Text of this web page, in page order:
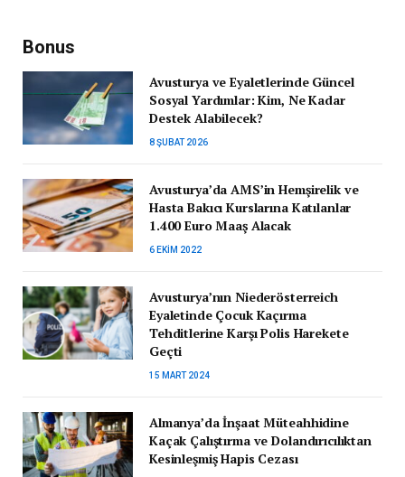
Bonus
Avusturya ve Eyaletlerinde Güncel
Sosyal Yardımlar: Kim, Ne Kadar
Destek Alabilecek?
8 ŞUBAT 2026
Avusturya’da AMS’in Hemşirelik ve
Hasta Bakıcı Kurslarına Katılanlar
1.400 Euro Maaş Alacak
6 EKIM 2022
Avusturya’nın Niederösterreich
Eyaletinde Çocuk Kaçırma
Tehditlerine Karşı Polis Harekete
Geçti
15 MART 2024
Almanya’da İnşaat Müteahhidine
Kaçak Çalıştırma ve Dolandırıcılıktan
Kesinleşmiş Hapis Cezası